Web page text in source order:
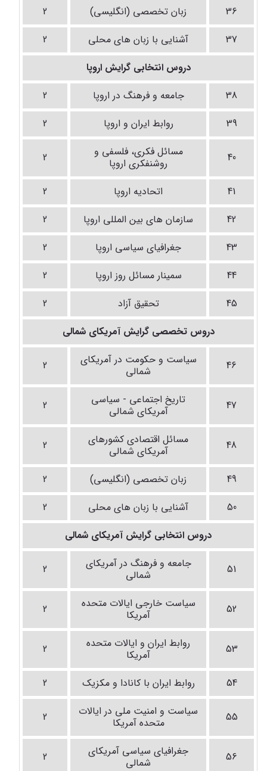
36 زبان تخصصی (انگلیسی)
2
37
آشنایی با زبان های محلی
2
دروس انتخابی گرایش اروپا
38
جامعه و فرهنگ در اروپا
2
39
روابط ایران و اروپا 2
40
مسائل فکری، فلسفی و
روشنفکری اروپا
2
41 اتحادیه اروپا
2
42
سازمان های بین المللی اروپا
2
43
جغرافیای سیاسی اروپا
2
44
سمینار مسائل روز اروپا
2
45
تحقیق آزاد
2
دروس تخصصی گرایش آمریکای شمالی
46
سیاست و حکومت در آمریکای
شمالی
2
47
تاریخ اجتماعی - سیاسی
آمریکای شمالی
2
48
مسائل اقتصادی کشورهای
آمریکای شمالی
2
49 زبان تخصصی (انگلیسی)
2
50
آشنایی با زبان های محلی
2
دروس انتخابی گرایش آمریکای شمالی
51
جامعه و فرهنگ در آمریکای
شمالی
2
52
سیاست خارجی ایالات متحده
آمریکا
2
53
روابط ایران و ایالات متحده
آمریکا
2
54 روابط ایران با کانادا و مکزیک 2
55
سیاست و امنیت ملی در ایالات
متحده آمریکا
2
56
جغرافیای سیاسی آمریکای
شمالی
2